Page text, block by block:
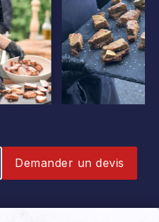
Demander un devis